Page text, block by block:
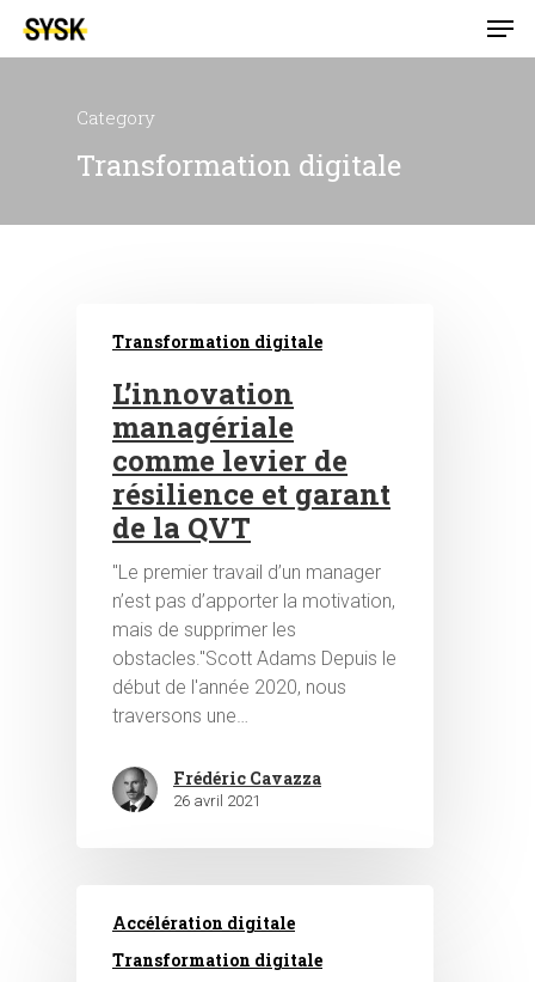
Category
Transformation digitale
Transformation digitale
L’innovation
managériale
comme levier de
résilience et garant
de la QVT
"Le premier travail d’un manager
n’est pas d’apporter la motivation,
mais de supprimer les
obstacles."Scott Adams Depuis le
début de l'année 2020, nous
traversons une…
Frédéric Cavazza
26 avril 2021
Accélération digitale
Transformation digitale